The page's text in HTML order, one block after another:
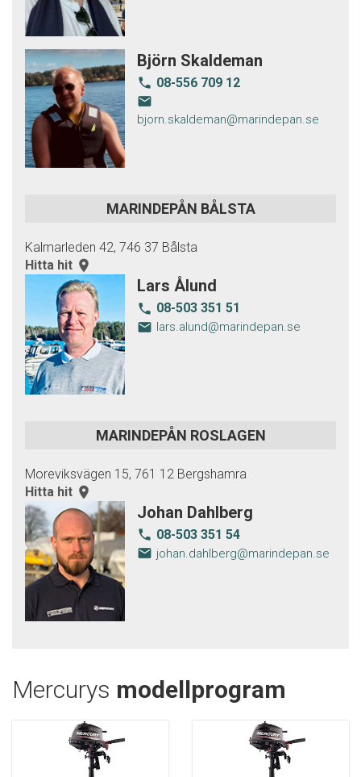
Björn Skaldeman
local_phone 08-556 709 12
email
bjorn.skaldeman@marindepan.se
MARINDEPÅN BÅLSTA
Kalmarleden 42, 746 37 Bålsta
Hitta hit room
Lars Ålund
local_phone 08-503 351 51
email lars.alund@marindepan.se
MARINDEPÅN ROSLAGEN
Moreviksvägen 15, 761 12 Bergshamra
Hitta hit room
Johan Dahlberg
local_phone 08-503 351 54
email johan.dahlberg@marindepan.se
Mercurys modellprogram